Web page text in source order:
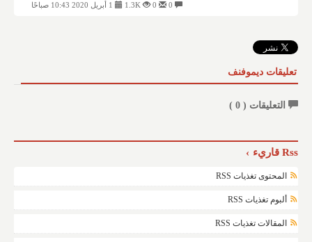
1.3K
تعليقات ديموفنف
التعليقات ( 0
)
Rss قاريء
المحتوى تغذيات RSS
ألبوم تغذيات RSS
المقالات تغذيات RSS